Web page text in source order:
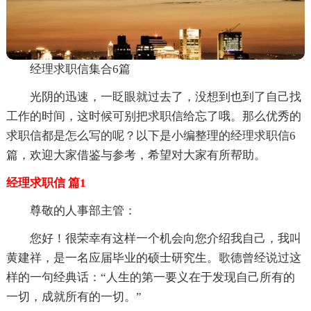
经理求职信集合6篇
光阴的迅速，一眨眼就过去了，没想到也到了自己找
工作的时间，这时候可别把求职信给忘了哦。那么优秀的
求职信都是怎么写的呢？以下是小编整理的经理求职信6
篇，欢迎大家借鉴与参考，希望对大家有所帮助。
经理求职信 篇1
尊敬的人事部主管：
您好！很荣幸有这样一个机会向您介绍我自己，我叫
黄建祥，是一名应届毕业的硕士研究生。歌德曾经说过这
样的一句经典话：“人生的第一要义在于发现自己所有的
一切，成就所有的一切。”